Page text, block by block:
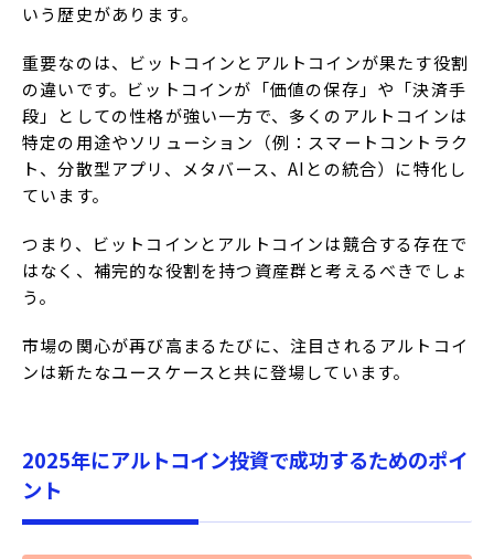
いう歴史があります。
重要なのは、ビットコインとアルトコインが果たす役割
の違いです。ビットコインが「価値の保存」や「決済手
段」としての性格が強い一方で、多くのアルトコインは
特定の用途やソリューション（例：スマートコントラク
ト、分散型アプリ、メタバース、AIとの統合）に特化し
ています。
つまり、ビットコインとアルトコインは競合する存在で
はなく、補完的な役割を持つ資産群と考えるべきでしょ
う。
市場の関心が再び高まるたびに、注目されるアルトコイ
ンは新たなユースケースと共に登場しています。
2025年にアルトコイン投資で成功するためのポイ
ント